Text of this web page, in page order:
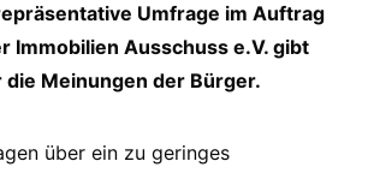
Umfrage im Auftrag
Immobilien Ausschuss e.V. gibt
Meinungen der Bürger.
über ein zu geringes